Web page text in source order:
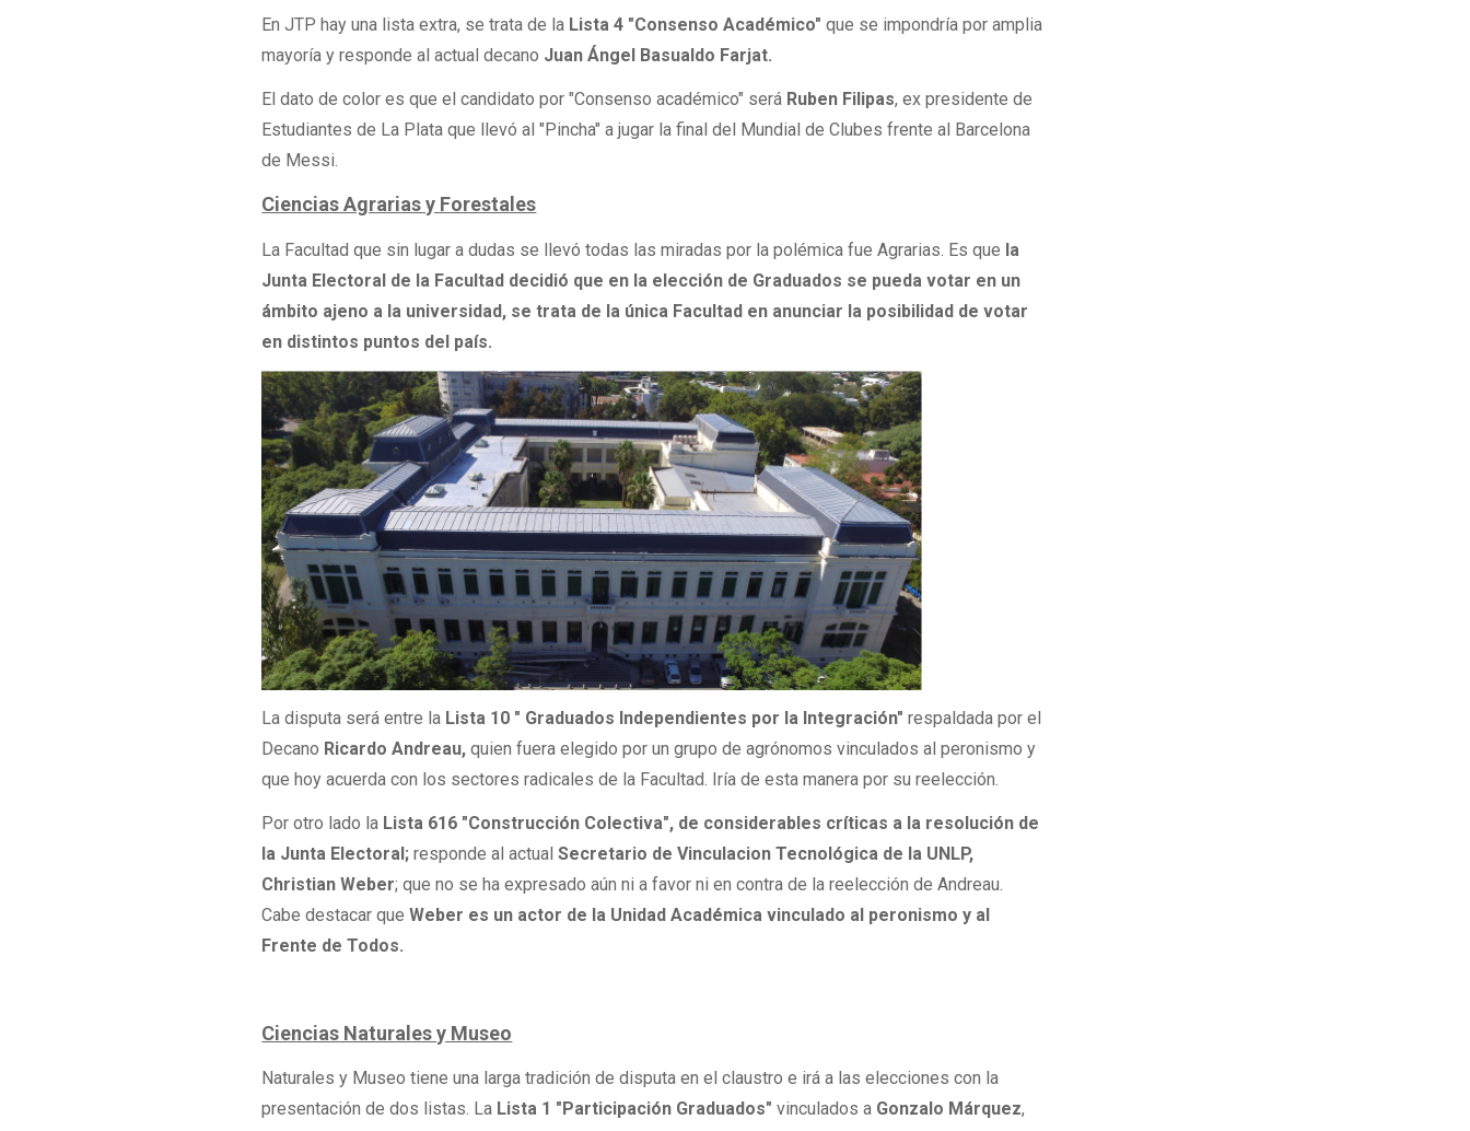
En JTP hay una lista extra, se trata de la Lista 4 "Consenso Académico" que se impondría por amplia
mayoría y responde al actual decano Juan Ángel Basualdo Farjat.
El dato de color es que el candidato por "Consenso académico" será Ruben Filipas, ex presidente de
Estudiantes de La Plata que llevó al "Pincha" a jugar la final del Mundial de Clubes frente al Barcelona
de Messi.
Ciencias Agrarias y Forestales
La Facultad que sin lugar a dudas se llevó todas las miradas por la polémica fue Agrarias. Es que la
Junta Electoral de la Facultad decidió que en la elección de Graduados se pueda votar en un
ámbito ajeno a la universidad, se trata de la única Facultad en anunciar la posibilidad de votar
en distintos puntos del país.
La disputa será entre la Lista 10 " Graduados Independientes por la Integración" respaldada por el
Decano Ricardo Andreau, quien fuera elegido por un grupo de agrónomos vinculados al peronismo y
que hoy acuerda con los sectores radicales de la Facultad. Iría de esta manera por su reelección.
Por otro lado la Lista 616 "Construcción Colectiva", de considerables críticas a la resolución de
la Junta Electoral;responde al actualSecretario de Vinculacion Tecnológica de la UNLP,
Christian Weber; que no se ha expresado aún ni a favor ni en contra de la reelección de Andreau.
Cabe destacar que Weber es un actor de la Unidad Académica vinculado al peronismo y al
Frente de Todos.
Ciencias Naturales y Museo
Naturales y Museo tiene una larga tradición de disputa en el claustro e irá a las elecciones con la
presentación de dos listas. La Lista 1 "Participación Graduados" vinculados a Gonzalo Márquez,